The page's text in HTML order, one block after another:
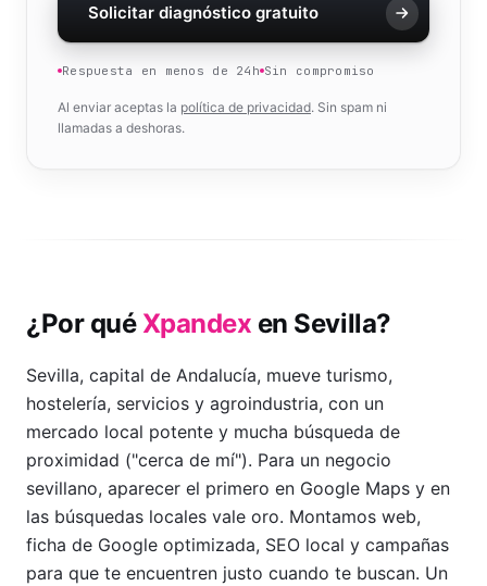
Solicitar diagnóstico gratuito
Respuesta en menos de 24h Sin compromiso
Al enviar aceptas la política de privacidad. Sin spam ni
llamadas a deshoras.
¿Por qué Xpandex en Sevilla?
Sevilla, capital de Andalucía, mueve turismo,
hostelería, servicios y agroindustria, con un
mercado local potente y mucha búsqueda de
proximidad ("cerca de mí"). Para un negocio
sevillano, aparecer el primero en Google Maps y en
las búsquedas locales vale oro. Montamos web,
ficha de Google optimizada, SEO local y campañas
para que te encuentren justo cuando te buscan. Un